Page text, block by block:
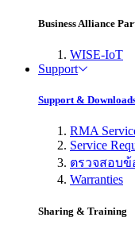
Business Alliance
WISE-IoT
Support
Support &
RMA
Service
ตรวจสอบ
Warranties
Sharing & Training